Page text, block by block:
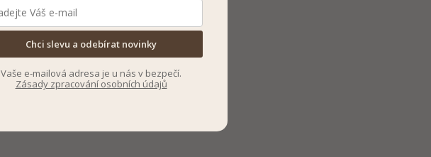
Chci slevu a odebírat novinky
Vaše e-mailová adresa je u nás v bezpečí.
Zásady zpracování osobních údajů